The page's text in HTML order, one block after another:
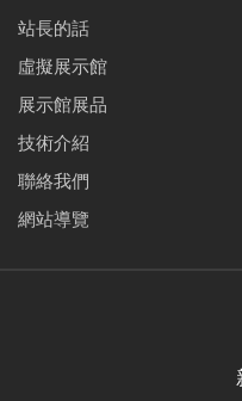
站長的話
虛擬展示館
展示館展品
技術介紹
聯絡我們
網站導覽